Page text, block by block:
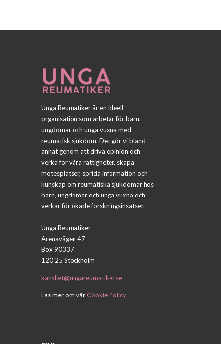
Unga Reumatiker är en ideell
organisation som arbetar för barn,
ungdomar och unga vuxna med
reumatisk sjukdom. Det gör vi bland
annat genom att driva opinion och
verka för våra rättigheter, skapa
mötesplatser, sprida information och
kunskap om reumatiska sjukdomar hos
barn, ungdomar och unga vuxna och
verkar för ökade forskningsinsatser.
Unga Reumatiker
Arenavägen 47
Box 90337
120 25 Stockholm
kansliet@ungareumatiker.se
Läs mer om vårCookie Policy